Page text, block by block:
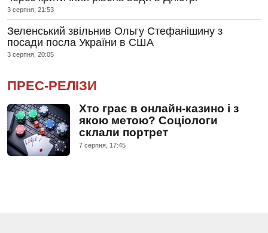
3 серпня, 21:53
Зеленський звільнив Ольгу Стефанішину з
посади посла України в США
3 серпня, 20:05
ПРЕС-РЕЛІЗИ
Хто грає в онлайн-казино і з
якою метою? Соціологи
склали портрет
7 серпня, 17:45